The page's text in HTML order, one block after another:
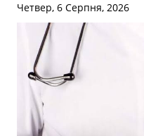
Четвер, 6 Серпня, 2026